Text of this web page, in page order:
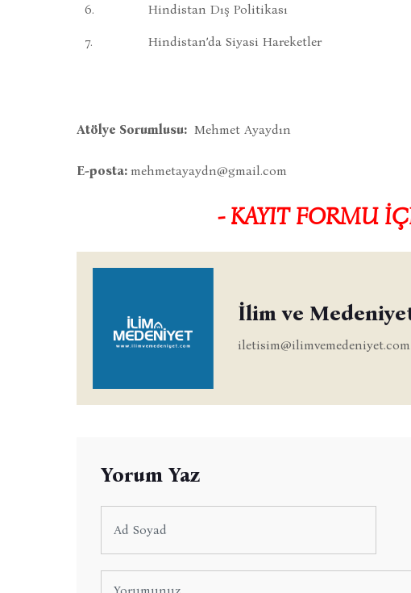
6. Hindistan Dış Politikası
7. Hindistan’da Siyasi Hareketler
Atölye Sorumlusu: Mehmet Ayaydın
E-posta: mehmetayaydn@gmail.com
- KAYIT FORMU
İlim ve
iletisim@ilimvemedeniyet.com
Yorum Yaz